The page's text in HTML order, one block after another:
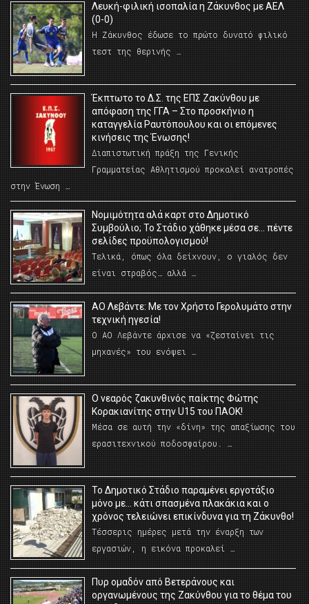
Λευκή-φιλική ισοπαλία η Ζάκυνθος με ΑΕΛ
(0-0)
Η Ζάκυνθος έδωσε το πρώτο δυνατό φιλικό
τεστ της θερινής …
Έκπτωτο το Δ.Σ. της ΕΠΣ Ζακύνθου με
απόφαση της ΓΓΑ – Στο προσκήνιο η
καταγγελία Ραυτόπουλου και οι επόμενες
κινήσεις της Ένωσης!
Διαπιστωτική πράξη της Γενικής
Γραμματείας Αθλητισμού προκαλεί ανατροπές
στην Ένωση …
Νομιμότητα αλά καρτ στο Δημοτικό
Συμβούλιο; Το Στάδιο χάθηκε μέσα σε… πέντε
σελίδες προϋπολογισμού!
Τελικά, όπως όλα δείχνουν, ο γιαλός δεν
είναι στραβός… αλλά …
ΑΟ Λεβάντε: Με τον Χρήστο Γερολυμάτο στην
τεχνική ηγεσία!
Ο ΑΟ Λεβάντε άρχισε να «ζεσταίνει τις
μηχανές» του ενόψει …
O νεαρός ζακυνθινός παίκτης Φώτης
Κορακιανίτης στην U15 του ΠΑΟΚ!
Μέσα σε αυτή την «δίνη» της απαξίωσης του
ερασιτεχνικού ποδοσφαίρου. …
Το Δημοτικό Στάδιο παραμένει εργοτάξιο
μόνο με… κάτι σπασμένα πλακάκια και ο
χρόνος τελειώνει επικίνδυνα για τη Ζάκυνθο!
Τέσσερις ημέρες μετά την έναρξη των
εργασιών, η εικόνα προκαλεί …
Πυρ ομαδόν από Βετεράνους και
οργανωμένους της Ζακύνθου για το θέμα του